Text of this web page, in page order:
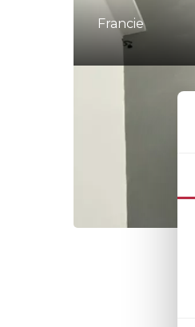
Francie